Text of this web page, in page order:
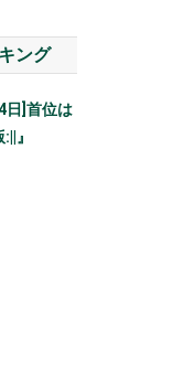
ング
日]首位は
』